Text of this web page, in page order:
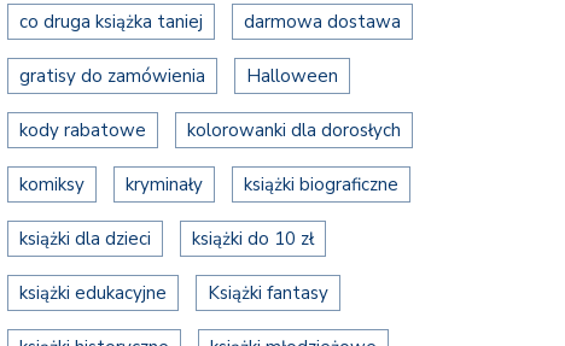
co druga książka taniej darmowa dostawa
gratisy do zamówienia Halloween
kody rabatowe kolorowanki dla dorosłych
komiksy kryminały książki biograficzne
książki dla dzieci książki do 10 zł
książki edukacyjne Książki fantasy